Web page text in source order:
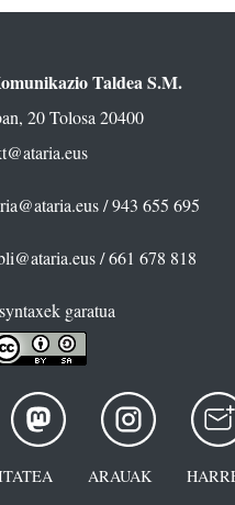
Taldea S.M.
20 Tolosa 20400
/ 943 655 695
/ 661 678 818
garatua
ARAUAK